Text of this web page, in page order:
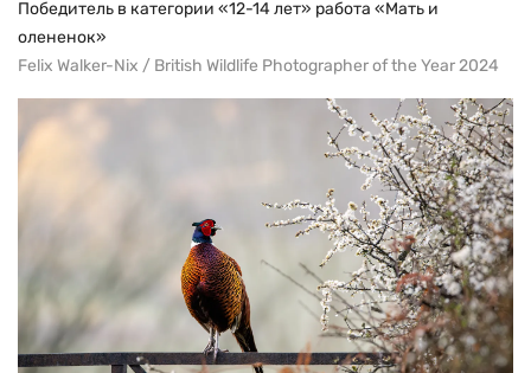
Победитель в категории «12-14 лет» работа «Мать и
олененок»
Felix Walker-Nix / British Wildlife Photographer of the Year 2024